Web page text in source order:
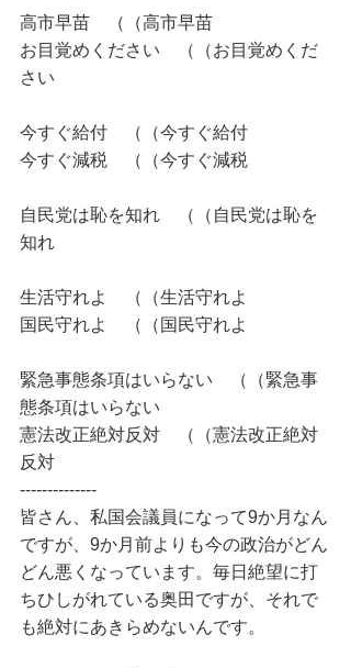
高市早苗　（（高市早苗
お目覚めください　（（お目覚めくだ
さい
今すぐ給付　（（今すぐ給付
今すぐ減税　（（今すぐ減税
自民党は恥を知れ　（（自民党は恥を
知れ
生活守れよ　（（生活守れよ
国民守れよ　（（国民守れよ
緊急事態条項はいらない　（（緊急事
態条項はいらない
憲法改正絶対反対　（（憲法改正絶対
反対
--------------
皆さん、私国会議員になって9か月なん
ですが、9か月前よりも今の政治がどん
どん悪くなっています。毎日絶望に打
ちひしがれている奥田ですが、それで
も絶対にあきらめないんです。